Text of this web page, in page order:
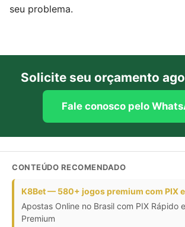
seu problema.
Solicite seu orçamento
Fale conosco pelo
CONTEÚDO RECOMENDADO
K8Bet — 580+ jogos premium com PIX
Apostas Online no Brasil com PIX Rápido
Premium